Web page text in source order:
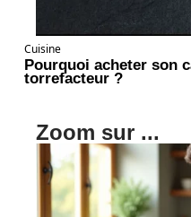
Cuisine
Pourquoi acheter son
torrefacteur ?
Zoom sur ...